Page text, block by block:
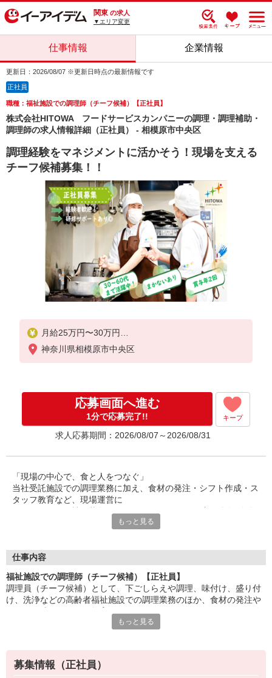
関東 の求人
▼エリア変更
仕事情報 企業情報
更新日：2026/08/07 ※更新日時点の最新情報です
正社員
職種：福祉施設での調理師（チーフ候補）【正社員】
株式会社HITOWA フードサービスカンパニーの調理・調理補助・
調理師の求人情報詳細（正社員） - 相模原市中央区
調理経験をマネジメントに活かそう！現場を支える
チーフ候補募集！！
月給25万円〜30万円
※給与は経験や前職給与に応じて決定します。
神奈川県相模原市中央区
応募画面へ進む
1分で応募完了!! キープ
求人応募期間：2026/08/07～2026/08/31
「現場の中心で、食と人をつなぐ」
当社受託施設での調理業務に加え、食材の発注・シフト作成・ス
タッフ教育など、現場運営に
調理だけでなく、職場の運営にも関われるやりがいある仕事。
す。
利用者様の笑顔に加え、スタッフの成長や職場の改善に貢献でき
やりがい。人と食に向き合う責任あるポジションです。
HITOWAのフードサービスカンパニーは、全国300以上の施設で
給食運営を行う業界大手。調理技術だけでなく、
マネジメント力も磨ける研修制度が整っています。
もっと見る
仕事内容
福祉施設での調理師（チーフ候補）【正社員】
調理員（チーフ候補）として、下ごしらえや調理、味付け、盛り付
け、洗浄などの高齢者福祉施設での調理業務のほか、食材の発注や
は不問です！食事の提供を通して利用者さまを笑顔にしたいという
もっと見る
募集情報（正社員）